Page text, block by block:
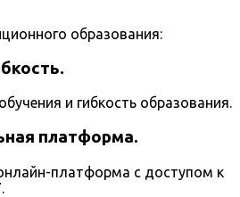
образования:
и гибкость образования.
платформа.
платформа с доступом к